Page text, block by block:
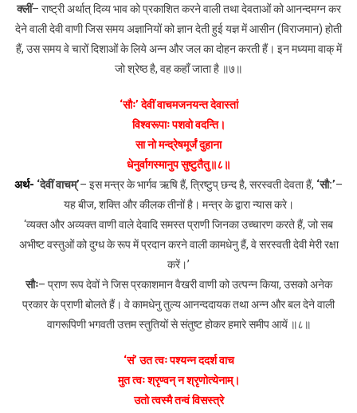
क्लीं– राष्ट्री अर्थात् दिव्य भाव को प्रकाशित करने वाली तथा देवताओं को आनन्दमग्न कर
देने वाली देवी वाणी जिस समय अज्ञानियों को ज्ञान देती हुई यज्ञ में आसीन (विराजमान) होती
हैं, उस समय वे चारों दिशाओं के लिये अन्न और जल का दोहन करती हैं। इन मध्यमा वाक् में
जो श्रेष्ठ है, वह कहाँ जाता है ॥७॥
‘सौः’ देवीं वाचमजनयन्त देवास्तां
विश्वरूपाः पशवो वदन्ति।
सा नो मन्द्रेषमूर्जं दुहाना
धेनुर्वागस्मानुप सुष्टुतैतु॥८॥
अर्थ- ‘देवीं वाचम्’– इस मन्त्र के भार्गव ऋषि हैं, त्रिष्टुप् छन्द है, सरस्वती देवता हैं, ‘सौ:’–
यह बीज, शक्ति और कीलक तीनों है। मन्त्र के द्वारा न्यास करे।
‘व्यक्त और अव्यक्त वाणी वाले देवादि समस्त प्राणी जिनका उच्चारण करते हैं, जो सब
अभीष्ट वस्तुओं को दुग्ध के रूप में प्रदान करने वाली कामधेनु हैं, वे सरस्वती देवी मेरी रक्षा
करें।’
सौः– प्राण रूप देवों ने जिस प्रकाशमान वैखरी वाणी को उत्पन्न किया, उसको अनेक
प्रकार के प्राणी बोलते हैं। वे कामधेनु तुल्य आनन्ददायक तथा अन्न और बल देने वाली
वागरूपिणी भगवती उत्तम स्तुतियों से संतुष्ट होकर हमारे समीप आयें ॥८॥
‘सं’ उत त्वः पश्यन्न ददर्श वाच
मुत त्वः श्रृण्वन् न श्रृणोत्येनाम्।
उतो त्वस्मै तन्वं विसस्त्रे